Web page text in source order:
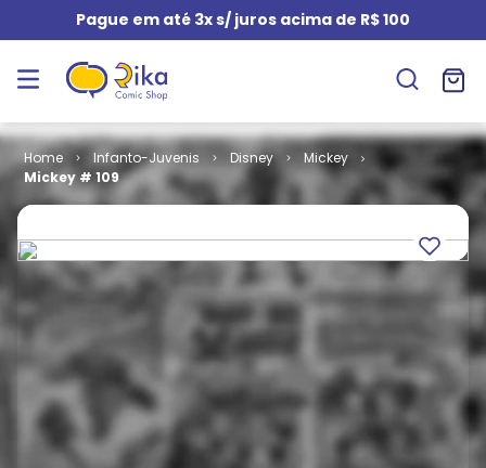
Pague em até 3x s/ juros acima de R$ 100
Infanto-Juvenis Disney
Mickey
Mickey # 109